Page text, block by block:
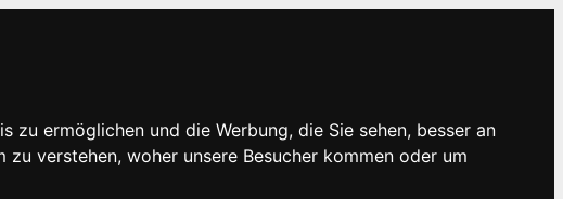
zu ermöglichen und die Werbung, die Sie sehen, besser an
verstehen, woher unsere Besucher kommen oder um